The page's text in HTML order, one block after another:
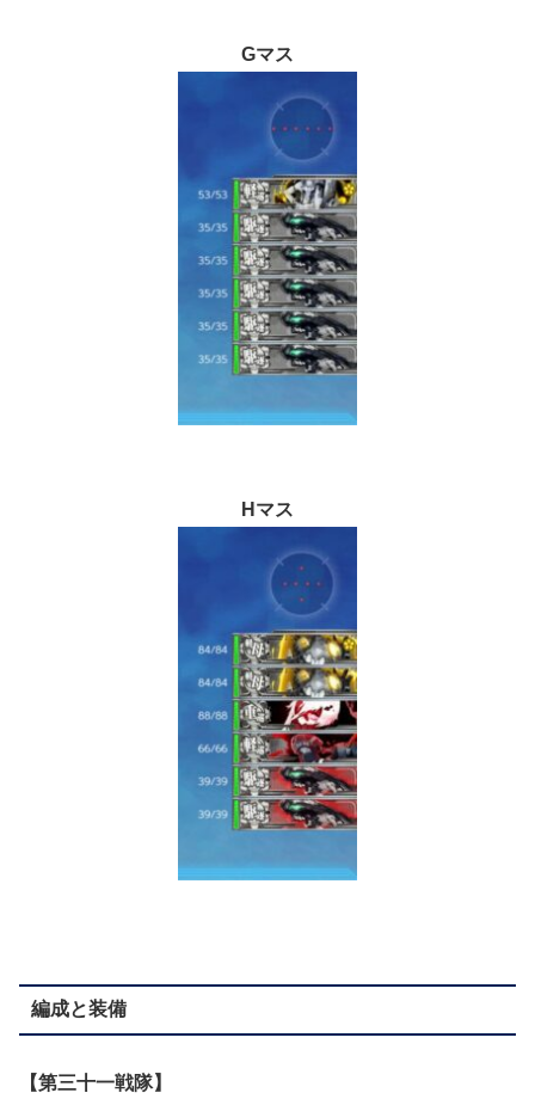
Gマス
Hマス
編成と装備
【第三十一戦隊】